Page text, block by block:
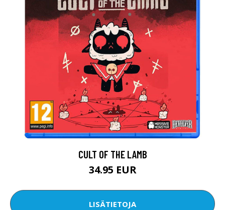
CULT OF THE LAMB
34.95 EUR
LISÄTIETOJA